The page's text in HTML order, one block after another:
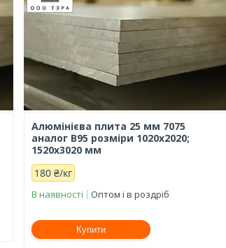
Алюмінієва плита 25 мм 7075
аналог В95 розміри 1020х2020;
1520х3020 мм
180 ₴/кг
В наявності Оптом і в роздріб
Купити